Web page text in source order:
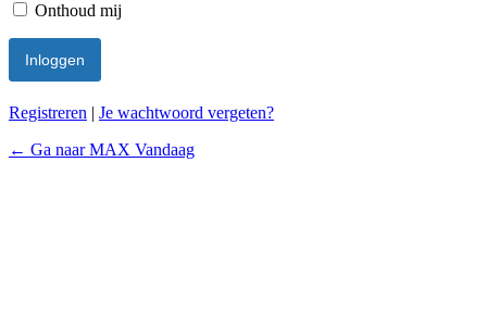
Onthoud mij
Registreren | Je wachtwoord vergeten?
← Ga naar MAX Vandaag